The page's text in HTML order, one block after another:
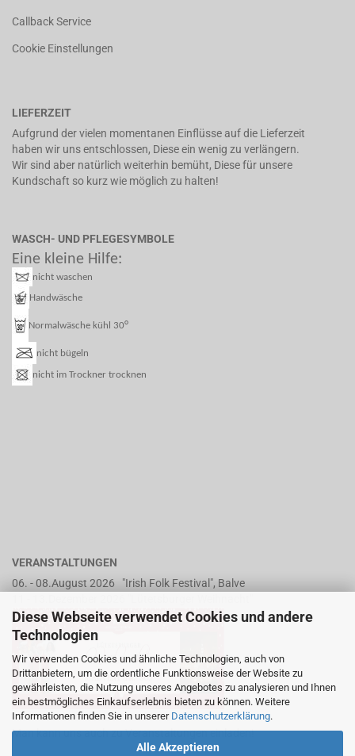
Diese Webseite verwendet Cookies und andere
Technologien
Wir verwenden Cookies und ähnliche Technologien, auch von
Drittanbietern, um die ordentliche Funktionsweise der Website zu
gewährleisten, die Nutzung unseres Angebotes zu analysieren und Ihnen
ein bestmögliches Einkaufserlebnis bieten zu können. Weitere
Informationen finden Sie in unserer Datenschutzerklärung.
Alle Akzeptieren
Callback Service
Cookie Einstellungen
LIEFERZEIT
Aufgrund der vielen momentanen Einflüsse auf die Lieferzeit
haben wir uns entschlossen, Diese ein wenig zu verlängern.
Wir sind aber natürlich weiterhin bemüht, Diese für unsere
Kundschaft so kurz wie möglich zu halten!
WASCH- UND PFLEGESYMBOLE
Eine kleine Hilfe:
nicht waschen
Handwäsche
Normalwäsche kühl 30°
nicht bügeln
nicht im Trockner trocknen
VERANSTALTUNGEN
06. - 08.August 2026 "Irish Folk Festival", Balve
Man kann uns auch zu Veranstaltungen einladen!